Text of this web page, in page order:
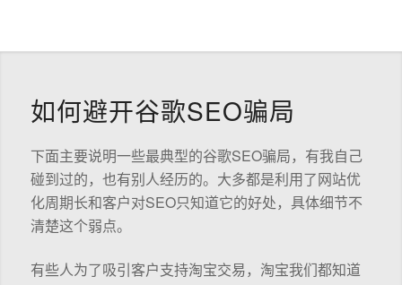
如何避开谷歌SEO骗局
下面主要说明一些最典型的谷歌SEO骗局，有我自己
碰到过的，也有别人经历的。大多都是利用了网站优
化周期长和客户对SEO只知道它的好处，具体细节不
清楚这个弱点。
有些人为了吸引客户支持淘宝交易，淘宝我们都知道